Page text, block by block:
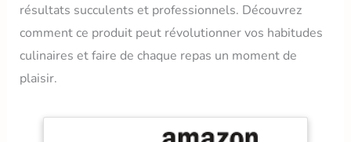
résultats succulents et professionnels. Découvrez
comment ce produit peut révolutionner vos habitudes
culinaires et faire de chaque repas un moment de
plaisir.